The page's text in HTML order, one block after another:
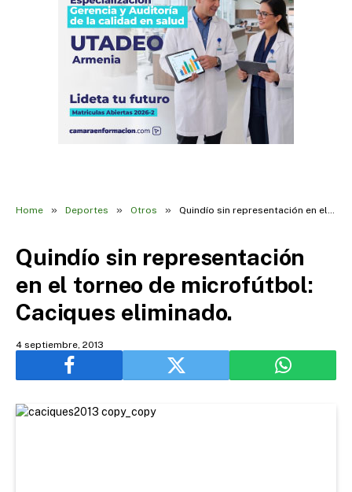
Home » Deportes » Otros » Quindío sin representación en el torneo de microfútbol: Caciques eliminado.
Quindío sin representación
en el torneo de microfútbol:
Caciques eliminado.
4 septiembre, 2013